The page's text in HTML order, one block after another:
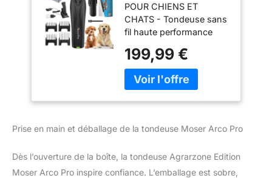
chiens 1 batterie -
Kit de peignes
amovibles - Moser
Tondeuse chien
pour animaux à
haute
performances
POUR CHIENS ET
CHATS - Tondeuse sans
fil haute performance
des animaux de petite et
moyenne taille. Idéale
pour les pelages longs
& PRÉCISION - Sa
de vitesse permet une
glisse parfaite. Équipée
199,99 €
Prise en main et déballage de la tondeuse Moser Arco Pro
Dès l’ouverture de la boîte, la tondeuse Agrarzone Edition
Moser Arco Pro inspire confiance. L’emballage est sobre,